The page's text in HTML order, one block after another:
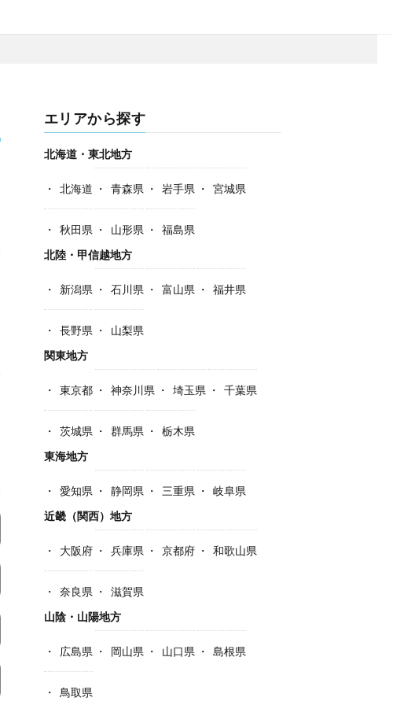
エリアから探す
北海道・東北地方
北海道 青森県 岩手県 宮城県
秋田県 山形県
福島県
北陸・甲信越地方
新潟県 石川県 富山県 福井県
長野県
山梨県
関東地方
東京都 神奈川県 埼玉県 千葉県
茨城県 群馬県
栃木県
東海地方
愛知県 静岡県 三重県
岐阜県
近畿（関西）地方
大阪府 兵庫県 京都府 和歌山県
奈良県
滋賀県
山陰・山陽地方
広島県 岡山県 山口県 島根県
鳥取県